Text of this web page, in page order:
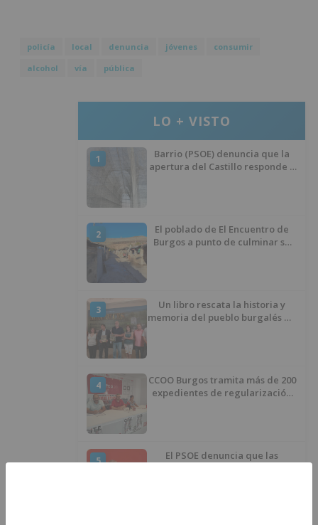
policía local denuncia jóvenes
consumir
alcohol
vía pública
LO + VISTO
1
Barrio (PSOE) denuncia que la
apertura del Castillo responde a
2
El poblado de El Encuentro de
Burgos a punto de culminar su
3
Un libro rescata la historia y
memoria del pueblo burgalés de
4
CCOO Burgos tramita más de 200
expedientes de regularización
5
El PSOE denuncia que las